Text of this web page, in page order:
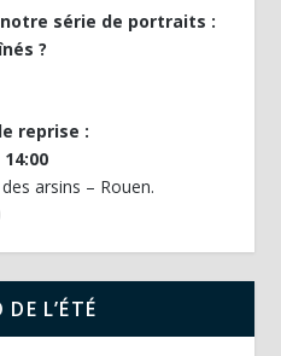
série de portraits :
?
reprise :
arsins – Rouen.
DE L’ÉTÉ